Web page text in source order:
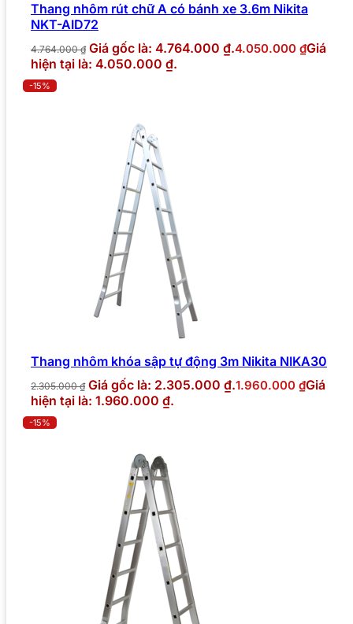
Thang nhôm rút chữ A có bánh xe 3.6m Nikita
NKT-AID72
4.764.000₫ Giá gốc là: 4.764.000 ₫.4.050.000 ₫Giá
hiện tại là: 4.050.000 ₫.
-15%
Thang nhôm khóa sập tự động 3m Nikita NIKA30
2.305.000₫ Giá gốc là: 2.305.000 ₫.1.960.000 ₫Giá
hiện tại là: 1.960.000 ₫.
-15%